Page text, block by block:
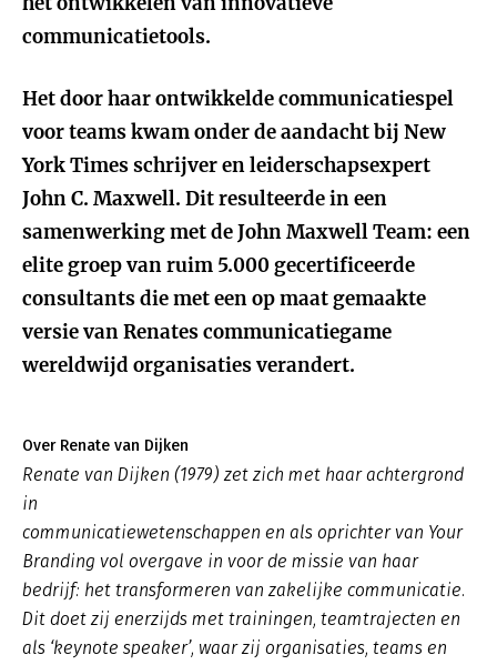
communicatietools.
Het door haar ontwikkelde communicatiespel
voor teams kwam onder de aandacht bij New
York Times schrijver en leiderschapsexpert
John C. Maxwell. Dit resulteerde in een
samenwerking met de John Maxwell Team: een
elite groep van ruim 5.000 gecertificeerde
consultants die met een op maat gemaakte
versie van Renates communicatiegame
wereldwijd organisaties verandert.
Over Renate van Dijken
Renate van Dijken (1979) zet zich met haar achtergrond
in
communicatiewetenschappen en als oprichter van Your
Branding vol overgave in voor de missie van haar
bedrijf: het transformeren van zakelijke communicatie.
Dit doet zij enerzijds met trainingen, teamtrajecten en
als ‘keynote speaker’, waar zij organisaties, teams en